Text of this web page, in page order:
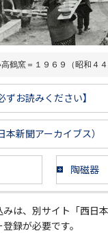
鶴窯＝１９６９（昭和４
お読みください】
新聞アーカイブス）
陶磁器
は、別サイト「西日
録が必要です。